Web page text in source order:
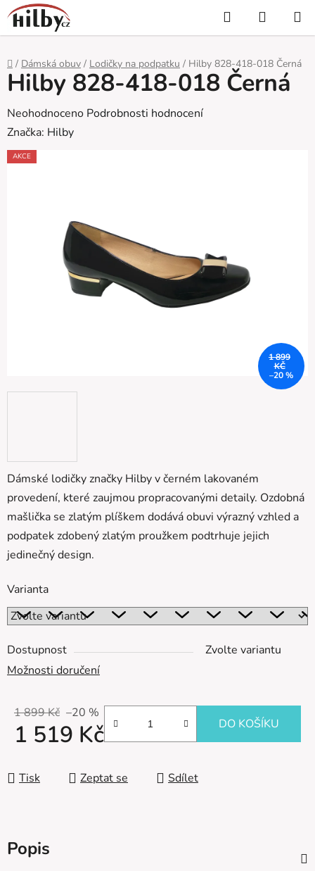
Přejít
na
obsah
Hledat
KOŠÍK
Domů
/ Dámská obuv / Lodičky na podpatku / Hilby 828-418-018 Černá
Dámské lodičky značky Hilby v černém lakovaném
provedení, které zaujmou propracovanými detaily. Ozdobná
mašlička se zlatým plíškem dodává obuvi výrazný vzhled a
podpatek zdobený zlatým proužkem podtrhuje jejich
jedinečný design.
Varianta
Dostupnost
Zvolte variantu
Možnosti doručení
1 899 Kč –20 %
1 519 Kč DO KOŠÍKU
Tisk Zeptat se Sdílet
Hilby 828-418-018 Černá
Průměrné
hodnocení
produktu
Neohodnoceno Podrobnosti hodnocení
Značka: Hilby
AKCE
1 899
KČ
–20 %
Popis